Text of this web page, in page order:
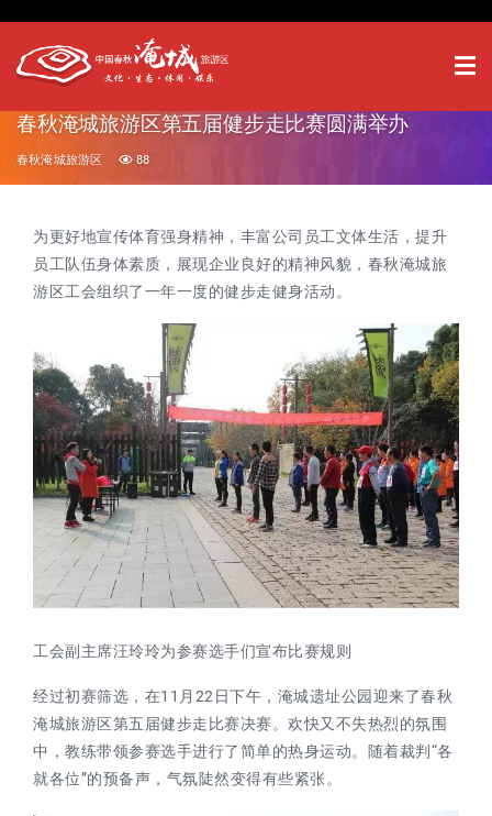
春秋淹城旅游区第五届健步走比赛圆满举办
春秋淹城旅游区 88
为更好地宣传体育强身精神，丰富公司员工文体生活，提升
员工队伍身体素质，展现企业良好的精神风貌，春秋淹城旅
游区工会组织了一年一度的健步走健身活动。
工会副主席汪玲玲为参赛选手们宣布比赛规则
经过初赛筛选，在11月22日下午，淹城遗址公园迎来了春秋
淹城旅游区第五届健步走比赛决赛。欢快又不失热烈的氛围
中，教练带领参赛选手进行了简单的热身运动。随着裁判“各
就各位”的预备声，气氛陡然变得有些紧张。